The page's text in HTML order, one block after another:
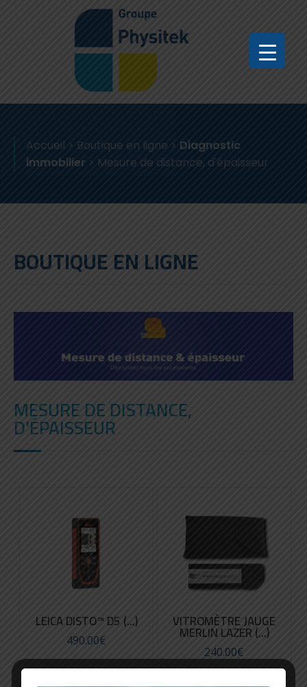
Accueil > Boutique en ligne > Diagnostic
immobilier > Mesure de distance, d'épaisseur
BOUTIQUE EN LIGNE
MESURE DE DISTANCE,
D'ÉPAISSEUR
LEICA DISTO™ D5 (...)
490.00€
VITROMÈTRE JAUGE
MERLIN LAZER (...)
240.00€